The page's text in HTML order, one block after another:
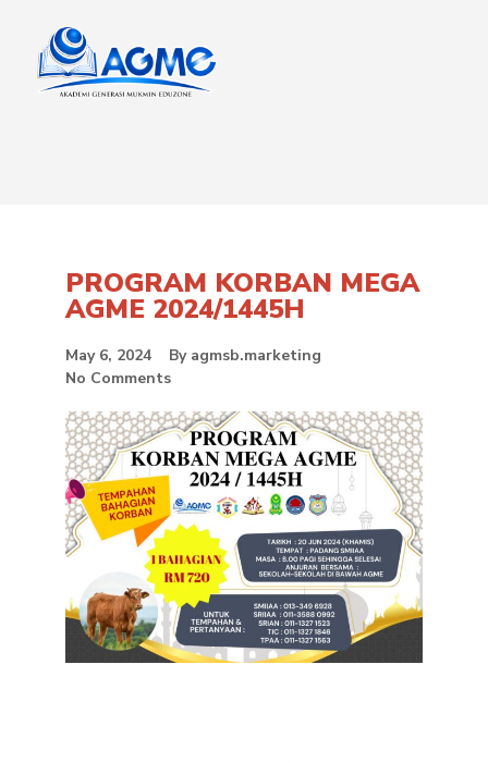
PROGRAM KORBAN MEGA
AGME 2024/1445H
May 6, 2024 Byagmsb.marketing
No Comments